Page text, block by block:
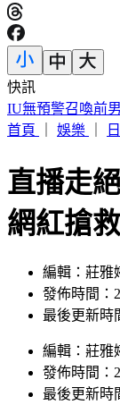
快訊
中國出入境新規
首頁
娛樂
直播走
網紅搶
編輯：莊雅
發佈時間：
最後更新時
編輯 ： 莊雅
發佈時間：
最後更新時